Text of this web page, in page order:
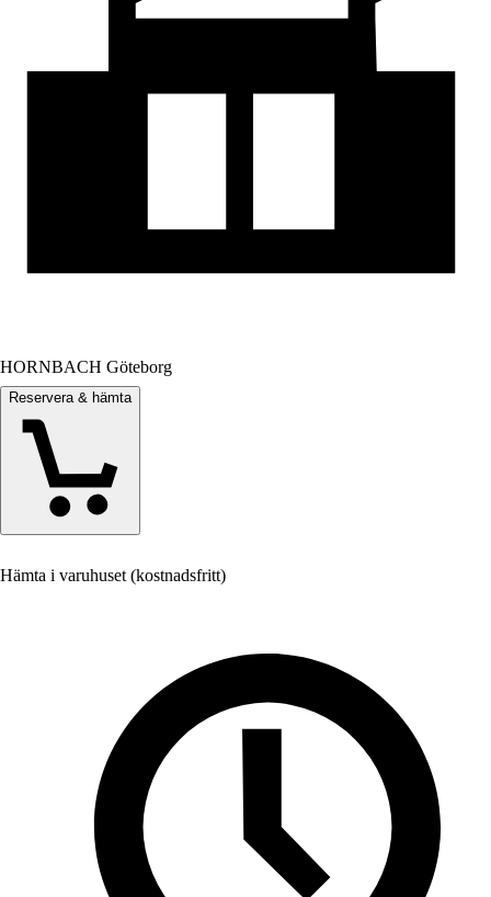
HORNBACH Göteborg
Reservera & hämta
Hämta i varuhuset (kostnadsfritt)